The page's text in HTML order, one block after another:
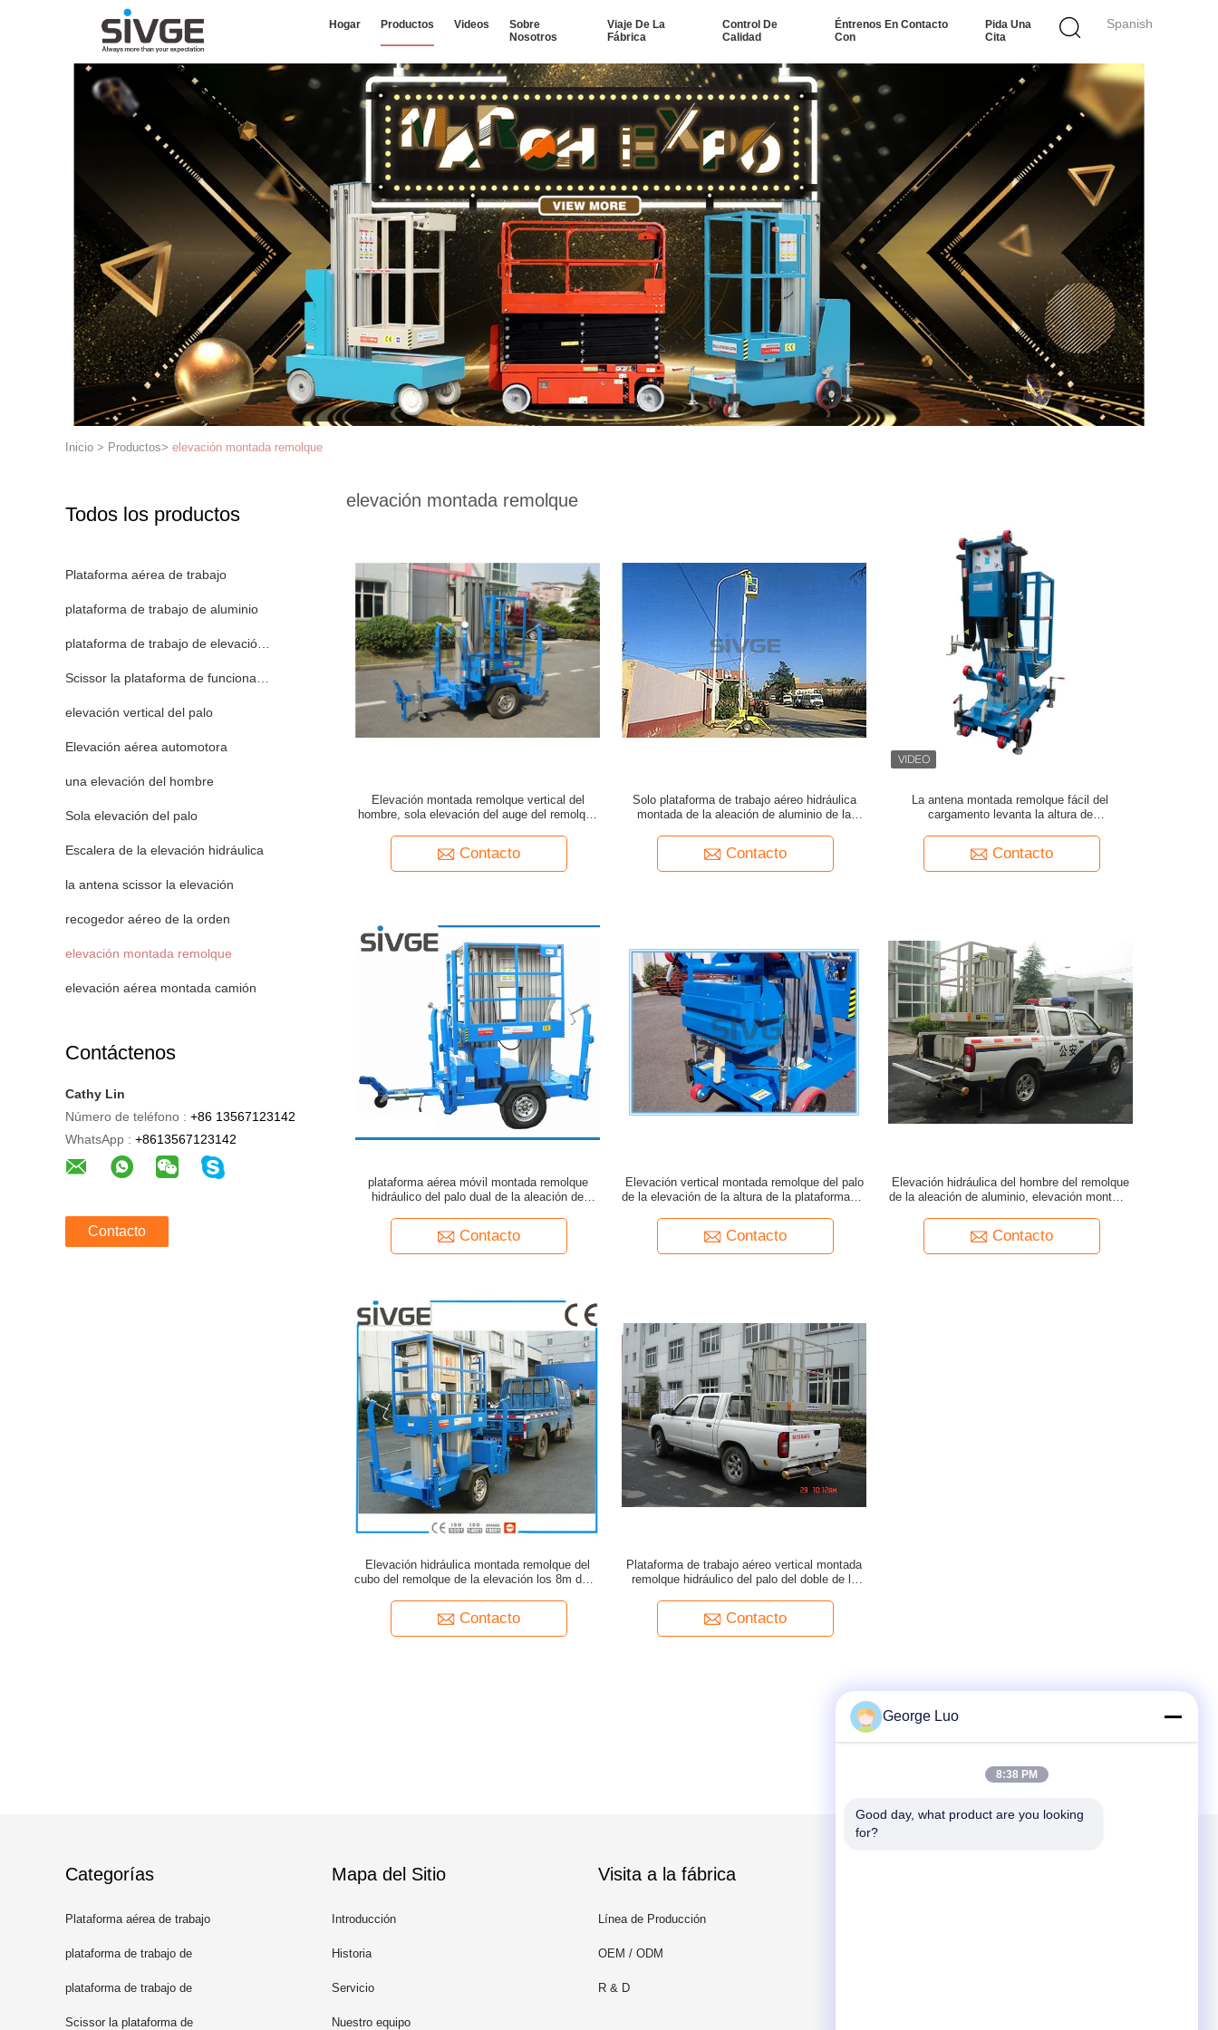
Spanish
Hogar Productos Videos
Sobre
Nosotros
Viaje De La
Fábrica
Control De
Calidad
Éntrenos En Contacto
Con
Pida Una
Cita
Inicio > Productos> elevación montada remolque
Todos los productos
Plataforma aérea de trabajo
plataforma de trabajo de aluminio
plataforma de trabajo de elevación móvil
Scissor la plataforma de funcionamiento
elevación vertical del palo
Elevación aérea automotora
una elevación del hombre
Sola elevación del palo
Escalera de la elevación hidráulica
la antena scissor la elevación
recogedor aéreo de la orden
elevación montada remolque
elevación aérea montada camión
Contáctenos
Cathy Lin
Número de teléfono : +86 13567123142
WhatsApp : +8613567123142
Contacto
elevación montada remolque
Elevación montada remolque vertical del
hombre, sola elevación del auge del remolque
Contacto
Solo plataforma de trabajo aéreo hidráulica
montada de la aleación de aluminio de la
Contacto
La antena montada remolque fácil del
cargamento levanta la altura de
Contacto
plataforma aérea móvil montada remolque
hidráulico del palo dual de la aleación de
Contacto
Elevación vertical montada remolque del palo
de la elevación de la altura de la plataforma de
Contacto
Elevación hidráulica del hombre del remolque
de la aleación de aluminio, elevación montada
Contacto
Elevación hidráulica montada remolque del
cubo del remolque de la elevación los 8m de la
Contacto
Plataforma de trabajo aéreo vertical montada
remolque hidráulico del palo del doble de la
Contacto
Categorías
Plataforma aérea de trabajo
plataforma de trabajo de
aluminio
plataforma de trabajo de
elevación móvil
Scissor la plataforma de
Mapa del Sitio
Introducción
Historia
Servicio
Nuestro equipo
Visita a la fábrica
Línea de Producción
OEM / ODM
R & D
George Luo
8:38 PM
Good day, what product are you looking
for?